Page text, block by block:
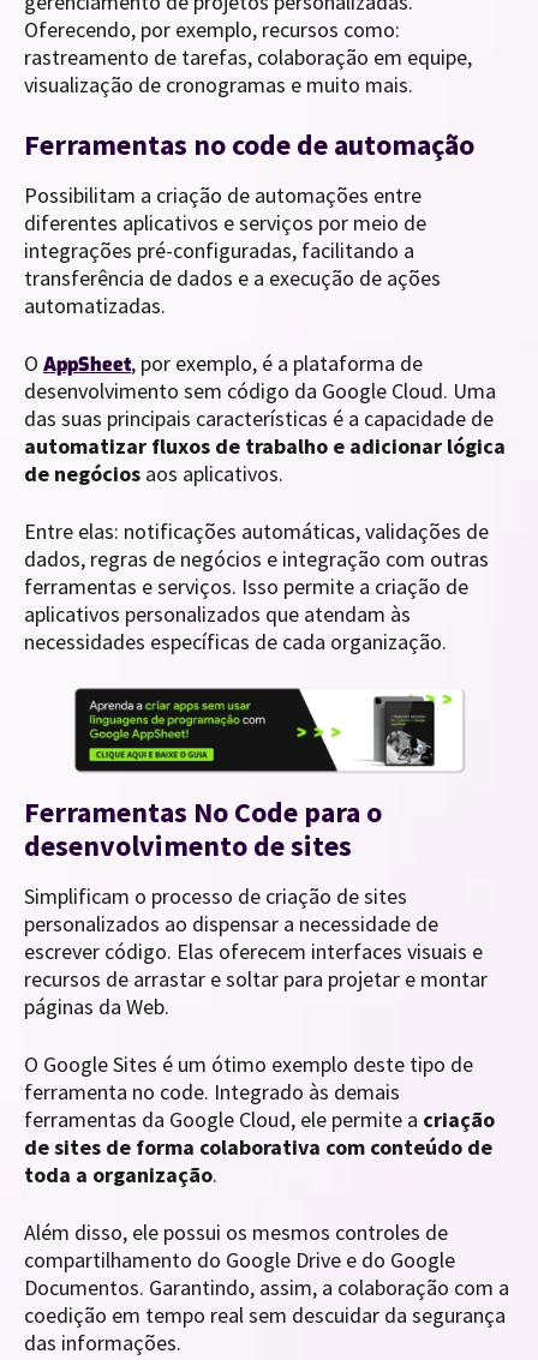
Oferecendo, por exemplo, recursos como:
rastreamento de tarefas, colaboração em equipe,
visualização de cronogramas e muito mais.
Ferramentas no code de automação
Possibilitam a criação de automações entre
diferentes aplicativos e serviços por meio de
integrações pré-configuradas, facilitando a
transferência de dados e a execução de ações
automatizadas.
O AppSheet, por exemplo, é a plataforma de
desenvolvimento sem código da Google Cloud. Uma
das suas principais características é a capacidade de
automatizar fluxos de trabalho e adicionar lógica
de negócios aos aplicativos.
Entre elas: notificações automáticas, validações de
dados, regras de negócios e integração com outras
ferramentas e serviços. Isso permite a criação de
aplicativos personalizados que atendam às
necessidades específicas de cada organização.
Ferramentas No Code para o
desenvolvimento de sites
Simplificam o processo de criação de sites
personalizados ao dispensar a necessidade de
escrever código. Elas oferecem interfaces visuais e
recursos de arrastar e soltar para projetar e montar
páginas da Web.
O Google Sites é um ótimo exemplo deste tipo de
ferramenta no code. Integrado às demais
ferramentas da Google Cloud, ele permite a criação
de sites de forma colaborativa com conteúdo de
toda a organização.
Além disso, ele possui os mesmos controles de
compartilhamento do Google Drive e do Google
Documentos. Garantindo, assim, a colaboração com a
coedição em tempo real sem descuidar da segurança
das informações.